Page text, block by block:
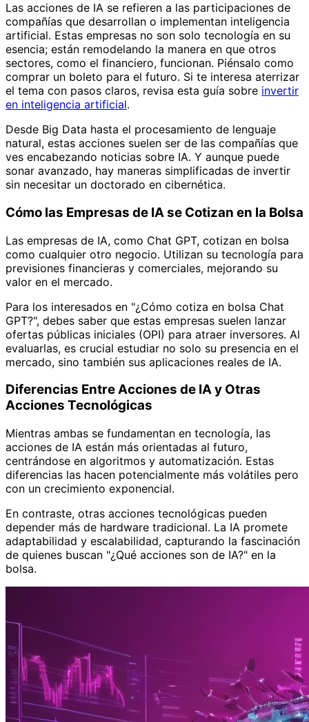
Las acciones de IA se refieren a las participaciones de
compañías que desarrollan o implementan inteligencia
artificial. Estas empresas no son solo tecnología en su
esencia; están remodelando la manera en que otros
sectores, como el financiero, funcionan. Piénsalo como
comprar un boleto para el futuro. Si te interesa aterrizar
el tema con pasos claros, revisa esta guía sobre invertir
en inteligencia artificial.
Desde Big Data hasta el procesamiento de lenguaje
natural, estas acciones suelen ser de las compañías que
ves encabezando noticias sobre IA. Y aunque puede
sonar avanzado, hay maneras simplificadas de invertir
sin necesitar un doctorado en cibernética.
Cómo las Empresas de IA se Cotizan en la Bolsa
Las empresas de IA, como Chat GPT, cotizan en bolsa
como cualquier otro negocio. Utilizan su tecnología para
previsiones financieras y comerciales, mejorando su
valor en el mercado.
Para los interesados en "¿Cómo cotiza en bolsa Chat
GPT?", debes saber que estas empresas suelen lanzar
ofertas públicas iniciales (OPI) para atraer inversores. Al
evaluarlas, es crucial estudiar no solo su presencia en el
mercado, sino también sus aplicaciones reales de IA.
Diferencias Entre Acciones de IA y Otras
Acciones Tecnológicas
Mientras ambas se fundamentan en tecnología, las
acciones de IA están más orientadas al futuro,
centrándose en algoritmos y automatización. Estas
diferencias las hacen potencialmente más volátiles pero
con un crecimiento exponencial.
En contraste, otras acciones tecnológicas pueden
depender más de hardware tradicional. La IA promete
adaptabilidad y escalabilidad, capturando la fascinación
de quienes buscan "¿Qué acciones son de IA?" en la
bolsa.